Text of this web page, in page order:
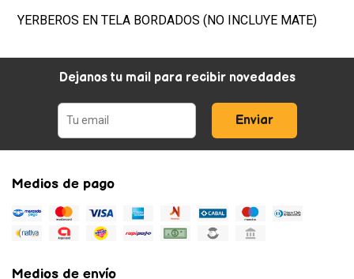
YERBEROS EN TELA BORDADOS (NO INCLUYE MATE)
Dejanos tu mail para recibir novedades
Enviar
Medios de pago
Medios de envío